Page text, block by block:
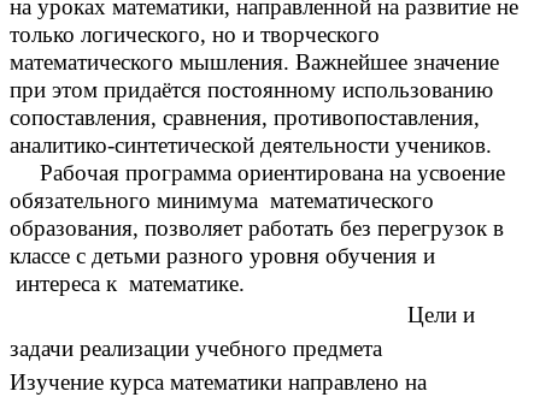
на уроках математики, направленной на развитие не
только логического, но и творческого
математического мышления. Важнейшее значение
при этом придаётся постоянному использованию
сопоставления, сравнения, противопоставления,
аналитико-синтетической деятельности учеников.
Рабочая программа ориентирована на усвоение
обязательного минимума математического
образования, позволяет работать без перегрузок в
классе с детьми разного уровня обучения и
интереса к математике.
Цели и
задачи реализации учебного предмета
Изучение курса математики направлено на